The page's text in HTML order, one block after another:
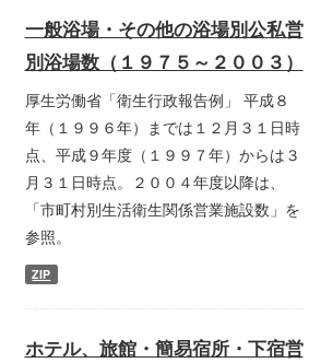
一般浴場・その他の浴場別公私営
別浴場数（１９７５～２００３）
厚生労働省「衛生行政報告例」 平成８
年（１９９６年）までは１２月３１日時
点、平成９年度（１９９７年）からは３
月３１日時点。２００４年度以降は、
「市町村別生活衛生関係営業施設数」を
参照。
ZIP
ホテル、旅館・簡易宿所・下宿営